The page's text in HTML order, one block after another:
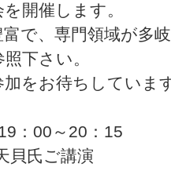
開催します。
で、専門領域が多
下さい。
をお待ちしていま
：00～20：15
貝氏ご講演